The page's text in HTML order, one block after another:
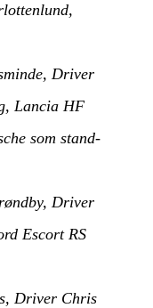
Driver
Lancia HF
som stand-
Driver
Escort RS
Driver Chris